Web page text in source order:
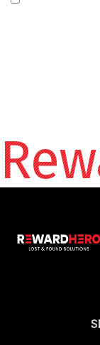
SI